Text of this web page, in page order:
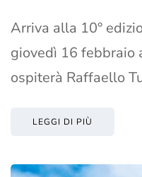
Arriva alla 10°
giovedì 16 febbraio
ospiterà Raffaello
LEGGI DI PIÙ